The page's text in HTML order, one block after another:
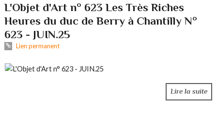
L'Objet d'Art n° 623 Les Très Riches
Heures du duc de Berry à Chantilly N°
623 - JUIN.25
Lien permanent
Lire la suite